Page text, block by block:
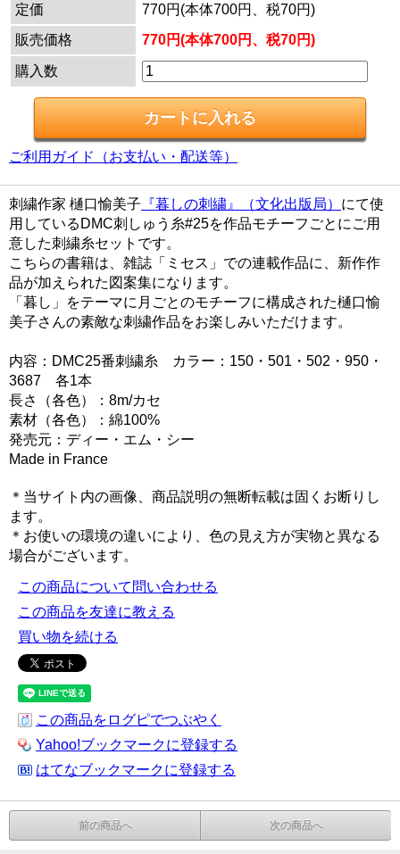
定価
770円(本体700円、税70円)
販売価格
770円(本体700円、税70円)
購入数
ご利用ガイド（お支払い・配送等）
刺繍作家 樋口愉美子 『暮しの刺繍』（文化出版局） にて使
用しているDMC刺しゅう糸#25を作品モチーフごとにご用
意した刺繍糸セットです。
こちらの書籍は、雑誌「ミセス」での連載作品に、新作作
品が加えられた図案集になります。
「暮し」をテーマに月ごとのモチーフに構成された樋口愉
美子さんの素敵な刺繍作品をお楽しみいただけます。
内容：DMC25番刺繍糸 カラー：150・501・502・950・
3687 各1本
長さ（各色）：8m/カセ
素材（各色）：綿100%
発売元：ディー・エム・シー
Made in France
＊当サイト内の画像、商品説明の無断転載は固くお断りし
ます。
＊お使いの環境の違いにより、色の見え方が実物と異なる
場合がございます。
この商品について問い合わせる
この商品を友達に教える
買い物を続ける
この商品をログピでつぶやく
Yahoo!ブックマークに登録する
はてなブックマークに登録する
前の商品へ 次の商品へ